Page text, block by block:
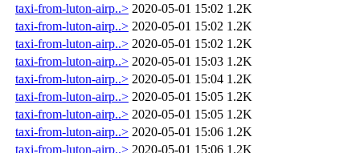
taxi-from-luton-airp..> 2020-05-01 15:02 1.2K
taxi-from-luton-airp..> 2020-05-01 15:02 1.2K
taxi-from-luton-airp..> 2020-05-01 15:02 1.2K
taxi-from-luton-airp..> 2020-05-01 15:03 1.2K
taxi-from-luton-airp..> 2020-05-01 15:04 1.2K
taxi-from-luton-airp..> 2020-05-01 15:05 1.2K
taxi-from-luton-airp..> 2020-05-01 15:05 1.2K
taxi-from-luton-airp..> 2020-05-01 15:06 1.2K
taxi-from-luton-airp..> 2020-05-01 15:06 1.2K